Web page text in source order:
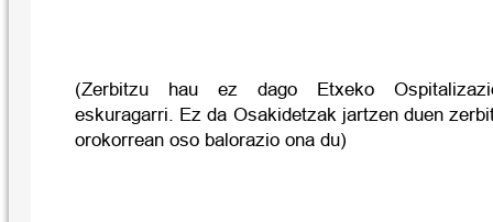
(Zerbitzu hau ez dago Etxeko
eskuragarri. Ez da Osakidetzak jartzen duen
orokorrean oso balorazio ona du)